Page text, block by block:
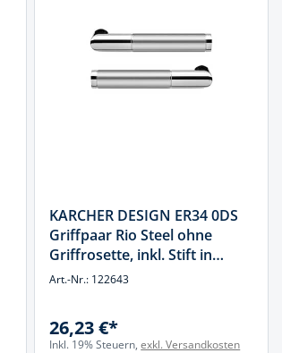
KARCHER DESIGN ER34 0DS
Griffpaar Rio Steel ohne
Griffrosette, inkl. Stift in
Edelstahl poliert / matt,
Art.-Nr.: 122643
26,23 €*
Inkl. 19% Steuern,exkl. Versandkosten